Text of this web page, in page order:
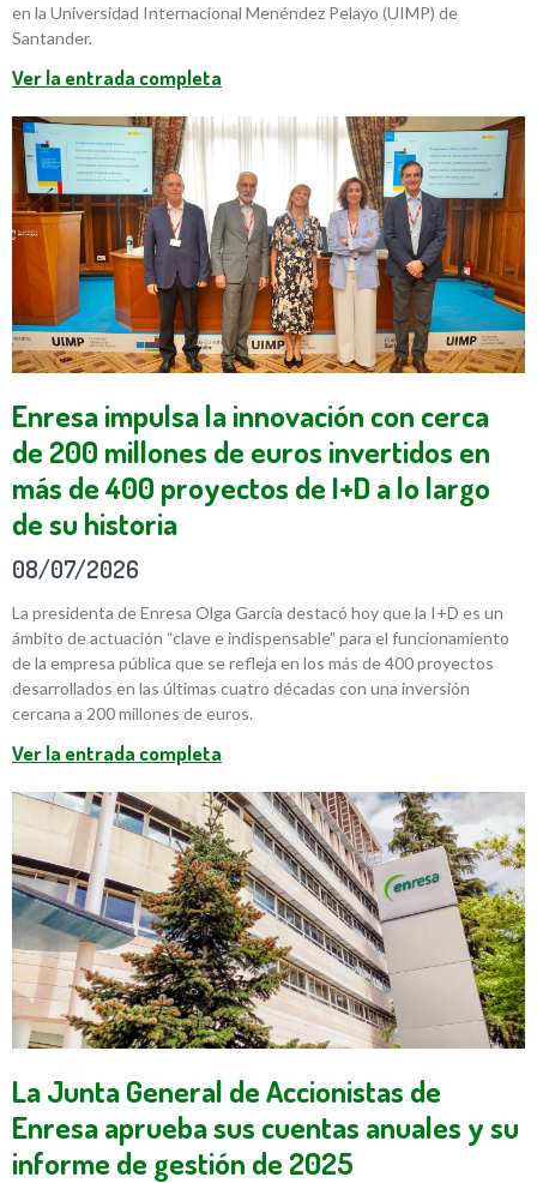
en la Universidad Internacional Menéndez Pelayo (UIMP) de
Santander.
Ver la entrada completa
Enresa impulsa la innovación con cerca
de 200 millones de euros invertidos en
más de 400 proyectos de I+D a lo largo
de su historia
08/07/2026
La presidenta de Enresa Olga García destacó hoy que la I+D es un
ámbito de actuación “clave e indispensable” para el funcionamiento
de la empresa pública que se refleja en los más de 400 proyectos
desarrollados en las últimas cuatro décadas con una inversión
cercana a 200 millones de euros.
Ver la entrada completa
La Junta General de Accionistas de
Enresa aprueba sus cuentas anuales y su
informe de gestión de 2025